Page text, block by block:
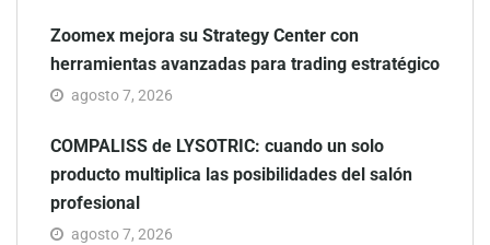
Zoomex mejora su Strategy Center con
herramientas avanzadas para trading estratégico
agosto 7, 2026
COMPALISS de LYSOTRIC: cuando un solo
producto multiplica las posibilidades del salón
profesional
agosto 7, 2026